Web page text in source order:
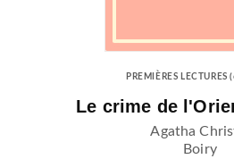
PREMIÈRES LECTURES
Le crime de
Agatha
Boiry